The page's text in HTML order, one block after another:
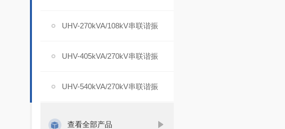
UHV-270kVA/108kV串联谐振
UHV-405kVA/270kV串联谐振
UHV-540kVA/270kV串联谐振
查看全部产品